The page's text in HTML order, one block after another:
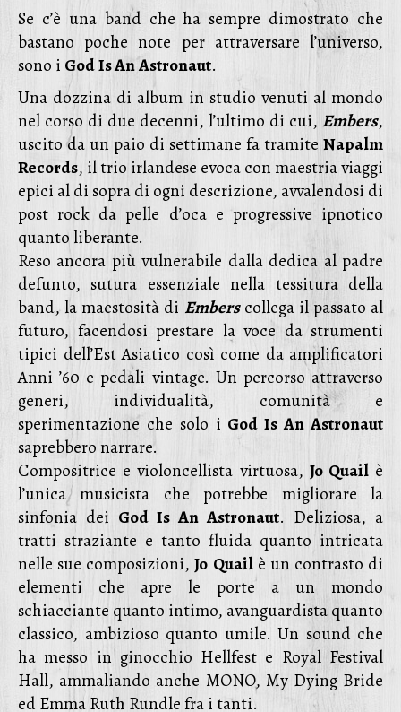
Se c’è una band che ha sempre dimostrato che
bastano poche note per attraversare l’universo,
sono i GodIs AnAstronaut.
Una dozzina di album in studio venuti al mondo
nel corso di due decenni, l’ultimo di cui, Embers,
uscito da un paio di settimane fa tramite Napalm
Records, il trio irlandese evoca con maestria viaggi
epici al di sopra di ogni descrizione, avvalendosi di
post rock da pelle d’oca e progressive ipnotico
quanto liberante.
Reso ancora più vulnerabile dalla dedica al padre
defunto, sutura essenziale nella tessitura della
band, la maestosità di Emberscollega il passato al
futuro, facendosi prestare la voce da strumenti
tipici dell’Est Asiatico così come da amplificatori
Anni ’60 e pedali vintage. Un percorso attraverso
generi, individualità, comunità e
sperimentazione che solo i God Is An Astronaut
saprebbero narrare.
Compositrice e violoncellista virtuosa, Jo Quailè
l’unica musicista che potrebbe migliorare la
sinfonia dei God Is An Astronaut. Deliziosa, a
tratti straziante e tanto fluida quanto intricata
nelle sue composizioni,Jo Quailè un contrasto di
elementi che apre le porte a un mondo
schiacciante quanto intimo, avanguardista quanto
classico, ambizioso quanto umile. Un sound che
ha messo in ginocchio Hellfest e Royal Festival
Hall, ammaliando anche MONO, My Dying Bride
ed Emma Ruth Rundle fra i tanti.